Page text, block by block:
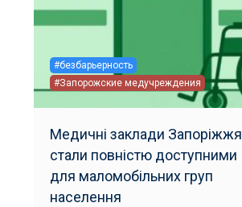
#безбарьерность
#Запорожские медучреждения
Медичні заклади Запоріжжя
стали повністю доступними
для маломобільних груп
населення